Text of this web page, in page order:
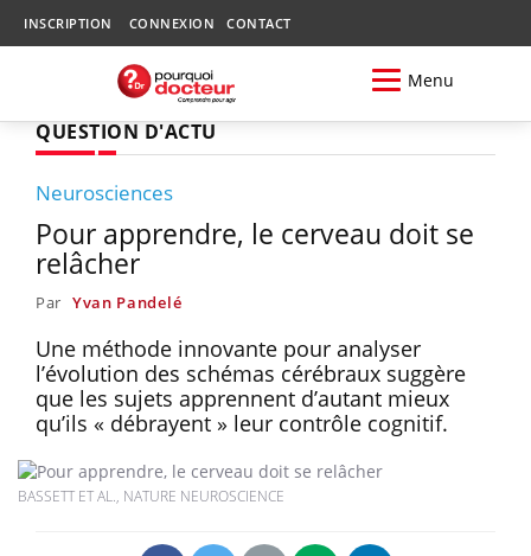
INSCRIPTION CONNEXION CONTACT
Menu
QUESTION D'ACTU
Neurosciences
Pour apprendre, le cerveau doit se
relâcher
Par Yvan Pandelé
Une méthode innovante pour analyser
l’évolution des schémas cérébraux suggère
que les sujets apprennent d’autant mieux
qu’ils « débrayent » leur contrôle cognitif.
BASSETT ET AL., NATURE NEUROSCIENCE